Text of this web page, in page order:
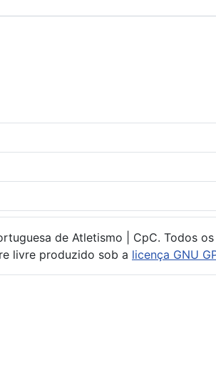
de Atletismo | CpC. Todos
livre produzido sob a licença GNU